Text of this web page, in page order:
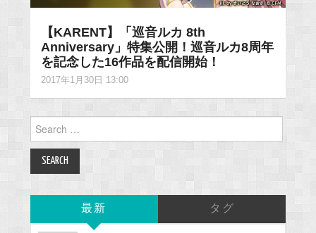
【KARENT】「巡音ルカ 8th
Anniversary」特集公開！巡音ルカ8周年
を記念した16作品を配信開始！
2017年1月30日 13:00
Search
for:
最新 タグ